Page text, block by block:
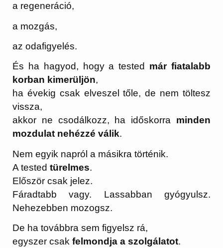
a regeneráció,
a mozgás,
az odafigyelés.
És ha hagyod, hogy a tested már fiatalabb
korban kimerüljön,
ha évekig csak elveszel tőle, de nem töltesz
vissza,
akkor ne csodálkozz, ha időskorra minden
mozdulat nehézzé válik.
Nem egyik napról a másikra történik.
A testedtürelmes.
Először csak jelez.
Fáradtabb vagy. Lassabban gyógyulsz.
Nehezebben mozogsz.
De ha továbbra sem figyelsz rá,
egyszer csakfelmondja a szolgálatot.